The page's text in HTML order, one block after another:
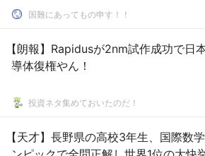
国難にあってもの申す！！
【朗報】Rapidusが2nm試作成功で日
導体復権やん！
投資ネタ集めておいたのだ！
【天才】長野県の高校3年生、国際数